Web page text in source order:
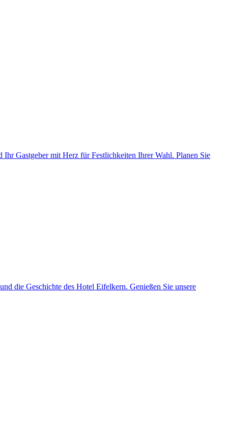
Gastgeber mit Herz für Festlichkeiten Ihrer Wahl. Planen Sie
die Geschichte des Hotel Eifelkern. Genießen Sie unsere